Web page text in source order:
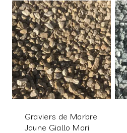
Graviers de Marbre
Jaune Giallo Mori